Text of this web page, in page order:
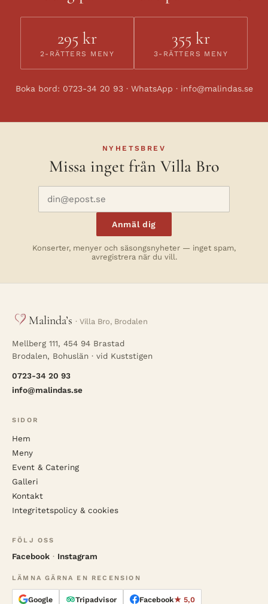
295 kr
2-RÄTTERS MENY
355 kr
3-RÄTTERS MENY
Boka bord: 0723-34 20 93 · WhatsApp · info@malindas.se
NYHETSBREV
Missa inget från Villa Bro
Anmäl dig
Konserter, menyer och säsongsnyheter — inget spam,
avregistrera när du vill.
Malinda’s · Villa Bro, Brodalen
Mellberg 111, 454 94 Brastad
Brodalen, Bohuslän · vid Kuststigen
0723-34 20 93
info@malindas.se
SIDOR
Hem
Meny
Event & Catering
Galleri
Kontakt
Integritetspolicy & cookies
FÖLJ OSS
Facebook · Instagram
LÄMNA GÄRNA EN RECENSION
Google Tripadvisor Facebook★ 5,0